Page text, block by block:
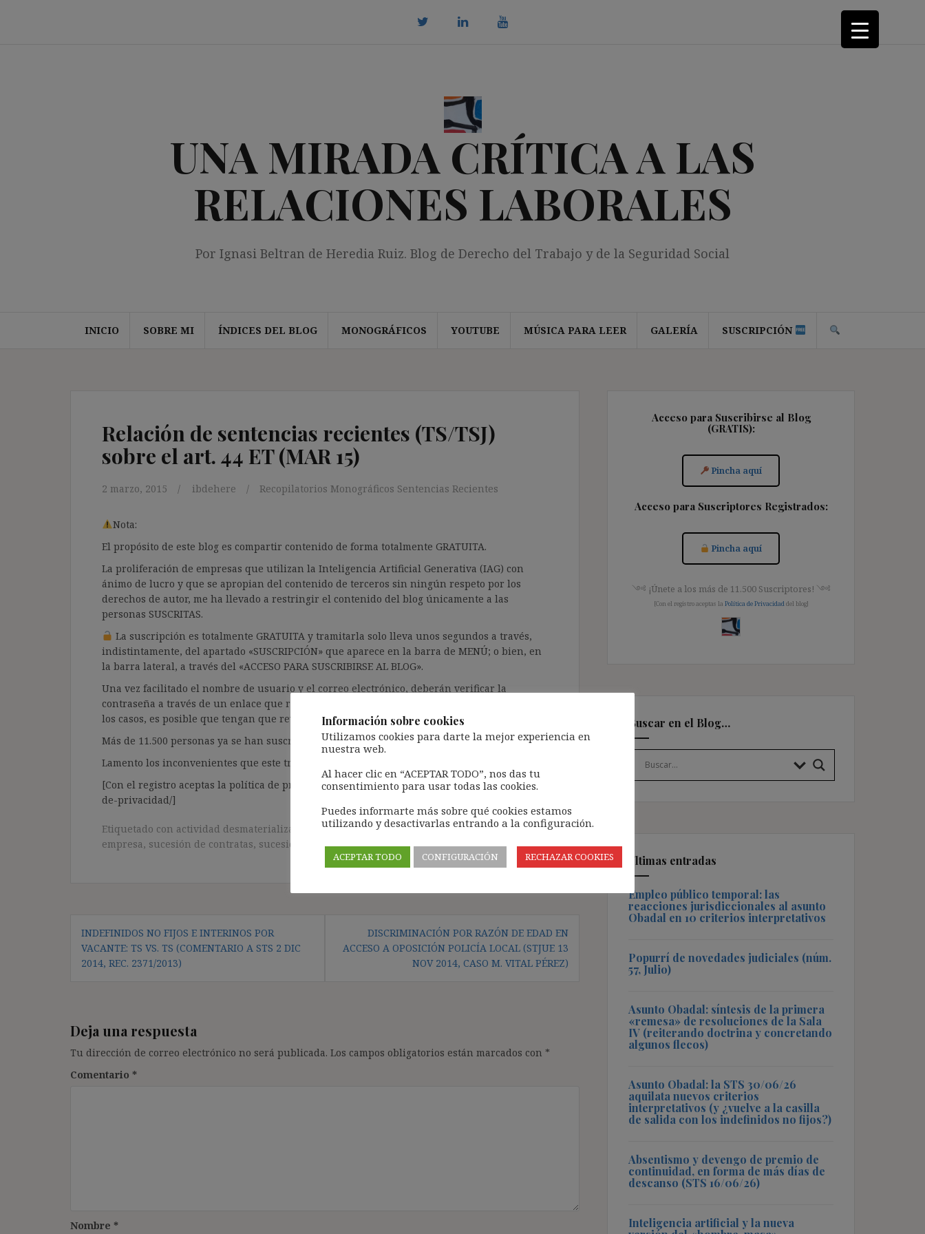
UNA MIRADA CRÍTICA A LAS
RELACIONES LABORALES
Por Ignasi Beltran de Heredia Ruiz. Blog de Derecho del Trabajo y de la Seguridad Social
INICIO SOBRE MI ÍNDICES DEL BLOG MONOGRÁFICOS YOUTUBE MÚSICA PARA LEER GALERÍA SUSCRIPCIÓN
Relación de sentencias recientes (TS/TSJ)
sobre el art. 44 ET (MAR 15)
2 marzo, 2015 ibdehere Recopilatorios Monográficos Sentencias Recientes
Nota:
El propósito de este blog es compartir contenido de forma totalmente GRATUITA.
La proliferación de empresas que utilizan la Inteligencia Artificial Generativa (IAG) con
ánimo de lucro y que se apropian del contenido de terceros sin ningún respeto por los
derechos de autor, me ha llevado a restringir el contenido del blog únicamente a las
personas SUSCRITAS.
La suscripción es totalmente GRATUITA y tramitarla solo lleva unos segundos a través,
indistintamente, del apartado «SUSCRIPCIÓN» que aparece en la barra de MENÚ; o bien, en
la barra lateral, a través del «ACCESO PARA SUSCRIBIRSE AL BLOG».
Una vez facilitado el nombre de usuario y el correo electrónico, deberán verificar la
contraseña a través de un enlace que recibirán en el correo electrónico registrado (según
los casos, es posible que tengan que revisar la bandeja de «Spam»).
Más de 11.500 personas ya se han suscrito.
Lamento los inconvenientes que este trámite pueda causar.
[Con el registro aceptas la política de privacidad del blog: https://ignasibeltran.com/politica-
de-privacidad/]
Etiquetado con actividad desmaterializada art. 44 ET,Directiva 2001/23,subrogación de
empresa, sucesión de contratas, sucesión de empresa
de
entradas
INDEFINIDOS NO FIJOS E INTERINOS POR
VACANTE: TS VS. TS (COMENTARIO A STS 2 DIC
2014, REC. 2371/2013)
DISCRIMINACIÓN POR RAZÓN DE EDAD EN
ACCESO A OPOSICIÓN POLICÍA LOCAL (STJUE 13
NOV 2014, CASO M. VITAL PÉREZ)
Deja una respuesta
Tu dirección de correo electrónico no será publicada. Los campos obligatorios están marcados con *
Comentario *
Nombre *
Acceso para Suscribirse al Blog
(GRATIS):
Pincha aquí
Acceso para Suscriptores Registrados:
Pincha aquí
༺ ¡Únete a los más de 11.500 Suscriptores! ༺
[Con el registro aceptas la Política de Privacidad del blog]
Buscar en el Blog…
Últimas entradas
Empleo público temporal: las
reacciones jurisdiccionales al asunto
Obadal en 10 criterios interpretativos
Popurrí de novedades judiciales (núm.
57, Julio)
Asunto Obadal: síntesis de la primera
«remesa» de resoluciones de la Sala
IV (reiterando doctrina y concretando
algunos flecos)
Asunto Obadal: la STS 30/06/26
aquilata nuevos criterios
interpretativos (y ¿vuelve a la casilla
de salida con los indefinidos no fijos?)
Absentismo y devengo de premio de
continuidad, en forma de más días de
descanso (STS 16/06/26)
Inteligencia artificial y la nueva
Información sobre cookies
Utilizamos cookies para darte la mejor experiencia en
nuestra web.
Al hacer clic en “ACEPTAR TODO”, nos das tu
consentimiento para usar todas las cookies.
Puedes informarte más sobre qué cookies estamos
utilizando y desactivarlas entrando a la configuración.
ACEPTAR TODO CONFIGURACIÓN RECHAZAR COOKIES